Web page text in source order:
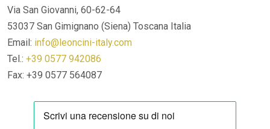
Via San Giovanni, 60-62-64
53037 San Gimignano (Siena) Toscana Italia
Email: info@leoncini-italy.com
Tel.: +39 0577 942086
Fax: +39 0577 564087